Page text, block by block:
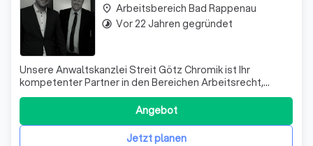
Unsere Anwaltskanzlei Streit Götz Chromik ist Ihr
kompetenter Partner in den Bereichen Arbeitsrecht,
Strafrecht und Mietrecht. Unsere Fachanwälte Dominik
Streit, Alexander Götz und Matthias Chromik setzen sich
mit individuellen und gezielten Konzepten für Ihre
Interessen ein. Wir legen großen Wert
Jetzt planen
Angebot
place Arbeitsbereich Bad Rappenau
timelapse Vor 22 Jahren gegründet